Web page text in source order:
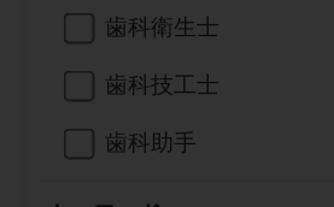
歯科衛生士
歯科技工士
歯科助手
広島
福岡
電 話 /0800-222-8020